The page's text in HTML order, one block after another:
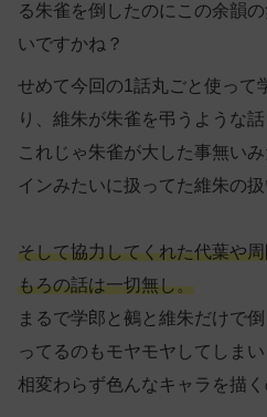
る朱雀を倒したのにこの余韻
いですかね？
せめて今回の1話丸ごと使って
り、維朱が朱雀を弔うような話
これじゃ朱雀が大した事無い
インみたいに扱ってた維朱の
そして協力してくれた代葉や
もろの話は一切無し。
まるで学郎と鵺と維朱だけで
ってるのもモヤモヤしてしまい
相変わらず色んなキャラを描く